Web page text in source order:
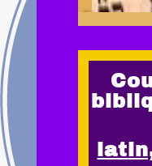
lat